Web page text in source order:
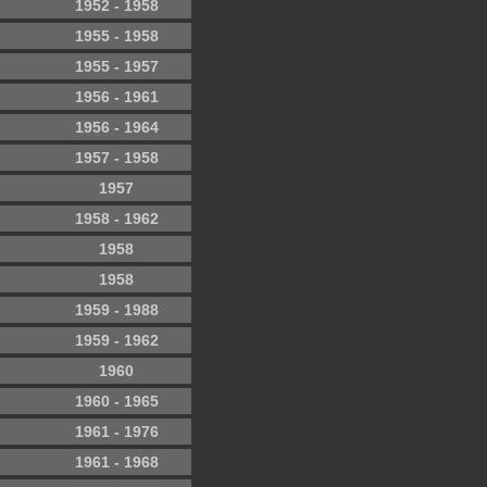
1952 - 1958
1955 - 1958
1955 - 1957
1956 - 1961
1956 - 1964
1957 - 1958
1957
1958 - 1962
1958
1958
1959 - 1988
1959 - 1962
1960
1960 - 1965
1961 - 1976
1961 - 1968